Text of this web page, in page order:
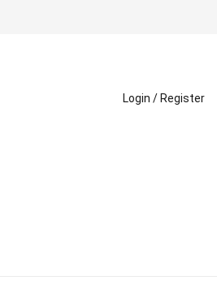
Login / Register